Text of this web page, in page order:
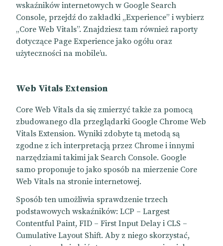
wskaźników internetowych w Google Search
Console, przejdź do zakładki „Experience” i wybierz
„Core Web Vitals”. Znajdziesz tam również raporty
dotyczące Page Experience jako ogółu oraz
użyteczności na mobile’u.
Web Vitals Extension
Core Web Vitals da się zmierzyć także za pomocą
zbudowanego dla przeglądarki Google Chrome Web
Vitals Extension. Wyniki zdobyte tą metodą są
zgodne z ich interpretacją przez Chrome i innymi
narzędziami takimi jak Search Console. Google
samo proponuje to jako sposób na mierzenie Core
Web Vitals na stronie internetowej.
Sposób ten umożliwia sprawdzenie trzech
podstawowych wskaźników: LCP – Largest
Contentful Paint, FID – First Input Delay i CLS –
Cumulative Layout Shift. Aby z niego skorzystać,